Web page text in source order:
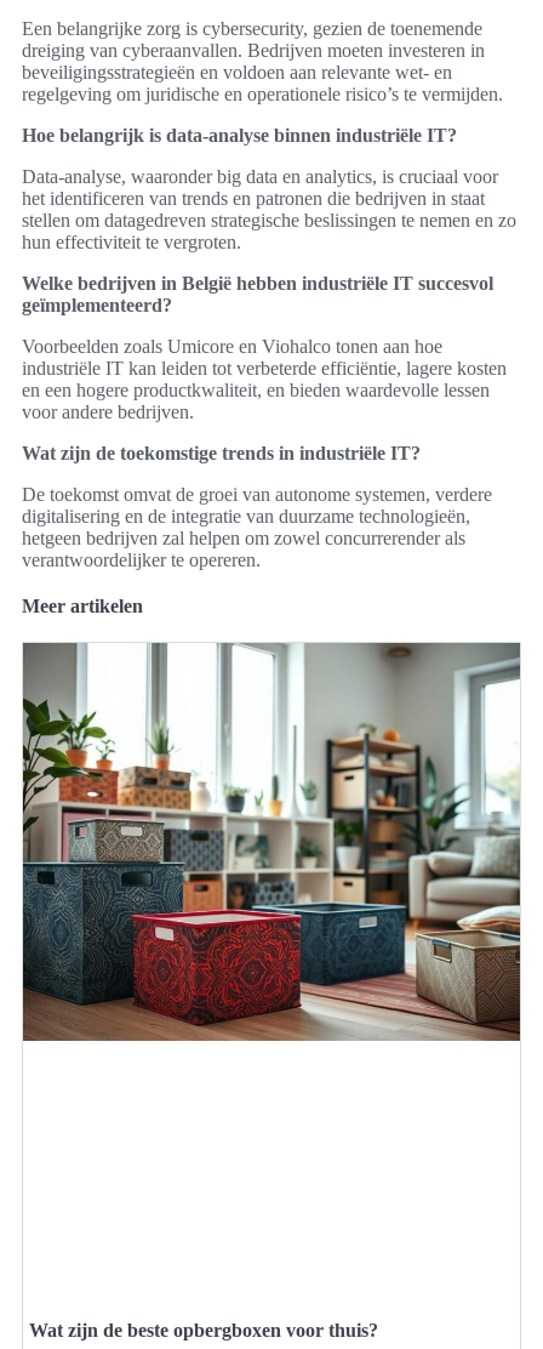
Een belangrijke zorg is cybersecurity, gezien de toenemende
dreiging van cyberaanvallen. Bedrijven moeten investeren in
beveiligingsstrategieën en voldoen aan relevante wet- en
regelgeving om juridische en operationele risico’s te vermijden.
Hoe belangrijk is data-analyse binnen industriële IT?
Data-analyse, waaronder big data en analytics, is cruciaal voor
het identificeren van trends en patronen die bedrijven in staat
stellen om datagedreven strategische beslissingen te nemen en zo
hun effectiviteit te vergroten.
Welke bedrijven in België hebben industriële IT succesvol
geïmplementeerd?
Voorbeelden zoals Umicore en Viohalco tonen aan hoe
industriële IT kan leiden tot verbeterde efficiëntie, lagere kosten
en een hogere productkwaliteit, en bieden waardevolle lessen
voor andere bedrijven.
Wat zijn de toekomstige trends in industriële IT?
De toekomst omvat de groei van autonome systemen, verdere
digitalisering en de integratie van duurzame technologieën,
hetgeen bedrijven zal helpen om zowel concurrerender als
verantwoordelijker te opereren.
Meer artikelen
Wat zijn de beste opbergboxen voor thuis?